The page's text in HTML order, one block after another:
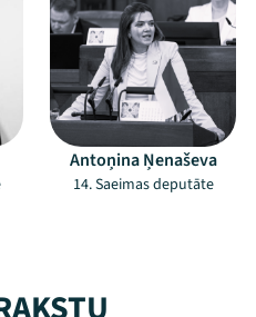
Antoņina Ņenaševa
14. Saeimas deputāte